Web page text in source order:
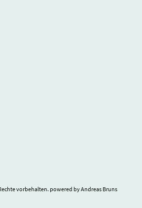
vorbehalten. powered by Andreas Bruns